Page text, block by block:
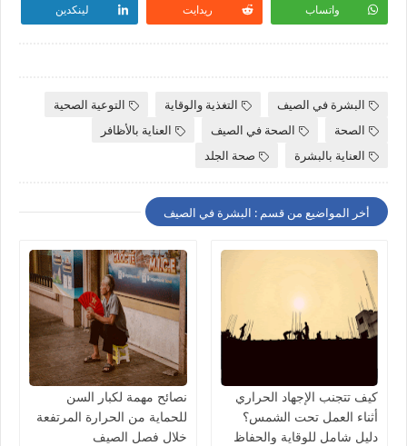
واتساب ريدايت لينكدين
البشرة في الصيف التغذية والوقاية
التوعية الصحية
الصحة
الصحة في الصيف
العناية بالأظافر
العناية بالبشرة
صحة الجلد
أخر المواضيع من قسم : البشرة في الصيف
كيف تتجنب الإجهاد الحراري
أثناء العمل تحت الشمس؟
دليل شامل للوقاية والحفاظ
نصائح مهمة لكبار السن
للحماية من الحرارة المرتفعة
خلال فصل الصيف